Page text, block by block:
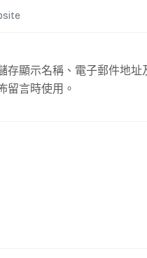
存顯示名稱、電子郵件地址
留言時使用。